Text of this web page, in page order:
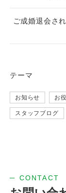
ご成婚退会さ
テーマ
お知らせ お
スタッフブログ
CONTACT